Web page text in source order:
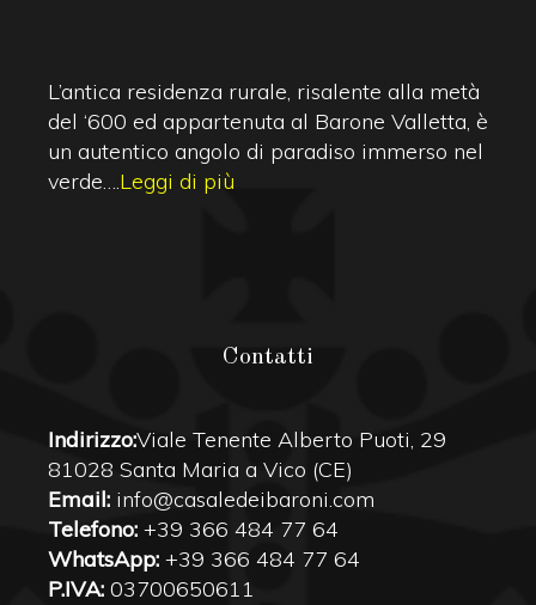
L’antica residenza rurale, risalente alla metà
del ‘600 ed appartenuta al Barone Valletta, è
un autentico angolo di paradiso immerso nel
verde….Leggi di più
Contatti
Indirizzo:Viale Tenente Alberto Puoti, 29
81028 Santa Maria a Vico (CE)
Email: info@casaledeibaroni.com
Telefono: +39 366 484 77 64
WhatsApp: +39 366 484 77 64
P.IVA: 03700650611